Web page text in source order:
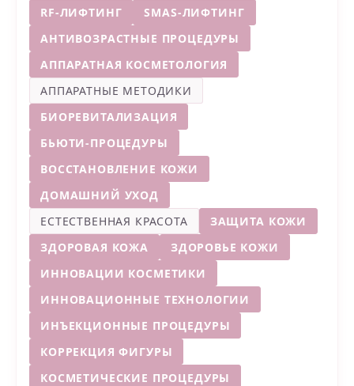
RF-ЛИФТИНГ
SMAS-ЛИФТИНГ
АНТИВОЗРАСТНЫЕ ПРОЦЕДУРЫ
АППАРАТНАЯ КОСМЕТОЛОГИЯ
АППАРАТНЫЕ МЕТОДИКИ
БИОРЕВИТАЛИЗАЦИЯ
БЬЮТИ-ПРОЦЕДУРЫ
ВОССТАНОВЛЕНИЕ КОЖИ
ДОМАШНИЙ УХОД
ЕСТЕСТВЕННАЯ КРАСОТА
ЗАЩИТА КОЖИ
ЗДОРОВАЯ КОЖА
ЗДОРОВЬЕ КОЖИ
ИННОВАЦИИ КОСМЕТИКИ
ИННОВАЦИОННЫЕ ТЕХНОЛОГИИ
ИНЪЕКЦИОННЫЕ ПРОЦЕДУРЫ
КОРРЕКЦИЯ ФИГУРЫ
КОСМЕТИЧЕСКИЕ ПРОЦЕДУРЫ